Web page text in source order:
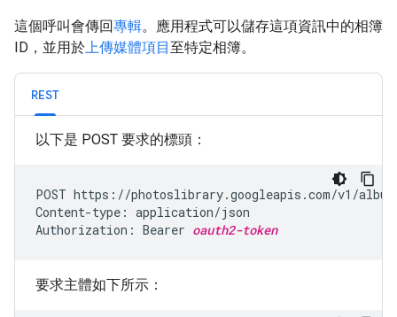
這個呼叫會傳回專輯。應用程式可以儲存這項資訊中的相簿
ID，並用於上傳媒體項目至特定相簿。
REST
以下是 POST 要求的標頭：
POST https://photoslibrary.googleapis.com/v1/
Content-type: application/json
Authorization: Bearer oauth2-token
要求主體如下所示：